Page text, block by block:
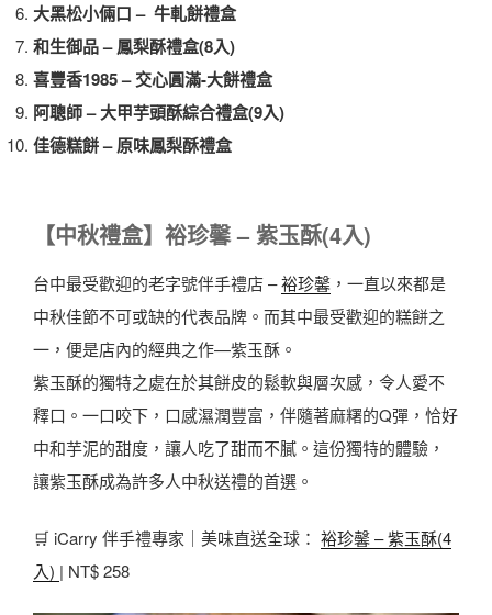
大黑松小倆口 – 牛軋餅禮盒
和生御品 – 鳳梨酥禮盒(8入)
喜豐香1985 – 交心圓滿-大餅禮盒
阿聰師 – 大甲芋頭酥綜合禮盒(9入)
佳德糕餅 – 原味鳳梨酥禮盒
【中秋禮盒】裕珍馨 – 紫玉酥(4入)
台中最受歡迎的老字號伴手禮店 –裕珍馨 ，一直以來都是
中秋佳節不可或缺的代表品牌。而其中最受歡迎的糕餅之
一，便是店內的經典之作—紫玉酥。
紫玉酥的獨特之處在於其餅皮的鬆軟與層次感，令人愛不
釋口。一口咬下，口感濕潤豐富，伴隨著麻糬的Q彈，恰好
中和芋泥的甜度，讓人吃了甜而不膩。這份獨特的體驗，
讓紫玉酥成為許多人中秋送禮的首選。
🛒 iCarry 伴手禮專家｜美味直送全球： 裕珍馨 – 紫玉酥(4
入) | NT$ 258